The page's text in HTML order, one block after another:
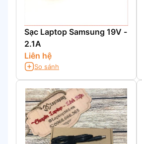
Sạc Laptop Samsung 19V -
2.1A
Liên hệ
So sánh